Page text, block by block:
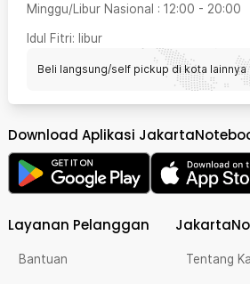
Minggu/Libur Nasional : 12:00 - 20:00
Idul Fitri: libur
Beli langsung/self pickup di kota lainnya
Download Aplikasi
Layanan Pelanggan
Bantuan Tentang